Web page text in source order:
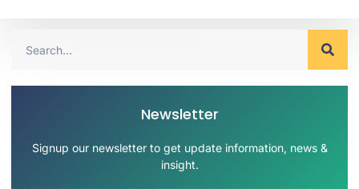
Newsletter
Signup our newsletter to get update information, news &
insight.